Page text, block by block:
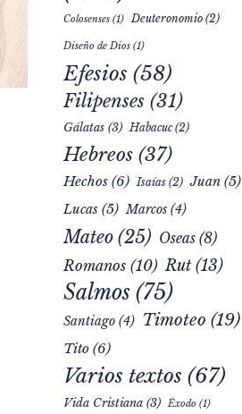
Colosenses(1) Deuteronomio(2)
Diseño de Dios(1)
Efesios (58)
Filipenses(31)
Gálatas(3) Habacuc(2)
Hebreos(37)
Hechos(6) Isaías(2) Juan(5)
Lucas (5) Marcos(4)
Mateo(25) Oseas(8)
Romanos(10) Rut(13)
Salmos(75)
Santiago(4) Timoteo (19)
Tito(6)
Varios textos (67)
Vida Cristiana(3) Éxodo (1)